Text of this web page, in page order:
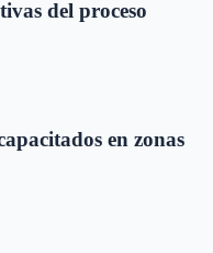
del proceso
en zonas